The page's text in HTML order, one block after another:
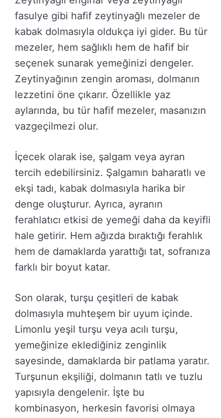
fasulye gibi hafif zeytinyağlı mezeler de
kabak dolmasıyla oldukça iyi gider. Bu tür
mezeler, hem sağlıklı hem de hafif bir
seçenek sunarak yemeğinizi dengeler.
Zeytinyağının zengin aroması, dolmanın
lezzetini öne çıkarır. Özellikle yaz
aylarında, bu tür hafif mezeler, masanızın
vazgeçilmezi olur.
İçecek olarak ise, şalgam veya ayran
tercih edebilirsiniz. Şalgamın baharatlı ve
ekşi tadı, kabak dolmasıyla harika bir
denge oluşturur. Ayrıca, ayranın
ferahlatıcı etkisi de yemeği daha da keyifli
hale getirir. Hem ağızda bıraktığı ferahlık
hem de damaklarda yarattığı tat, sofranıza
farklı bir boyut katar.
Son olarak, turşu çeşitleri de kabak
dolmasıyla muhteşem bir uyum içinde.
Limonlu yeşil turşu veya acılı turşu,
yemeğinize eklediğiniz zenginlik
sayesinde, damaklarda bir patlama yaratır.
Turşunun ekşiliği, dolmanın tatlı ve tuzlu
yapısıyla dengelenir. İşte bu
kombinasyon, herkesin favorisi olmaya